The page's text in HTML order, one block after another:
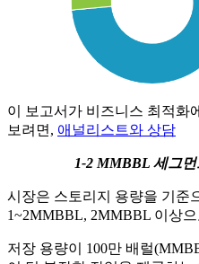
이 보고서가 비즈니스 최적화
보려면, 애널리스트와 상담
1-2 MMBBL 세그
시장은 스토리지 용량을 기준
1~2MMBBL, 2MMBBL 이상
저장 용량이 100만 배럴